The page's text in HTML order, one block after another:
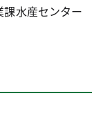
水産センター